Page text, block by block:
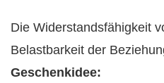
Die Widerstandsfähigkeit
Belastbarkeit der
Geschenkidee: